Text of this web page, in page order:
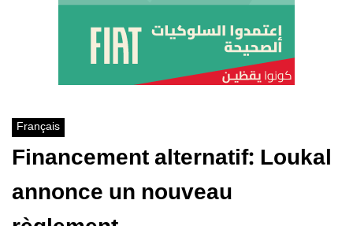
Français
Financement alternatif: Loukal
annonce un nouveau